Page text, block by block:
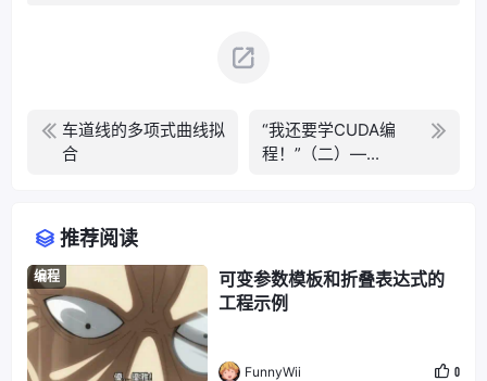
车道线的多项式曲线拟
合
“我还要学CUDA编
程！”（二）—...
推荐阅读
编程
可变参数模板和折叠表达式的
工程示例
FunnyWii 0